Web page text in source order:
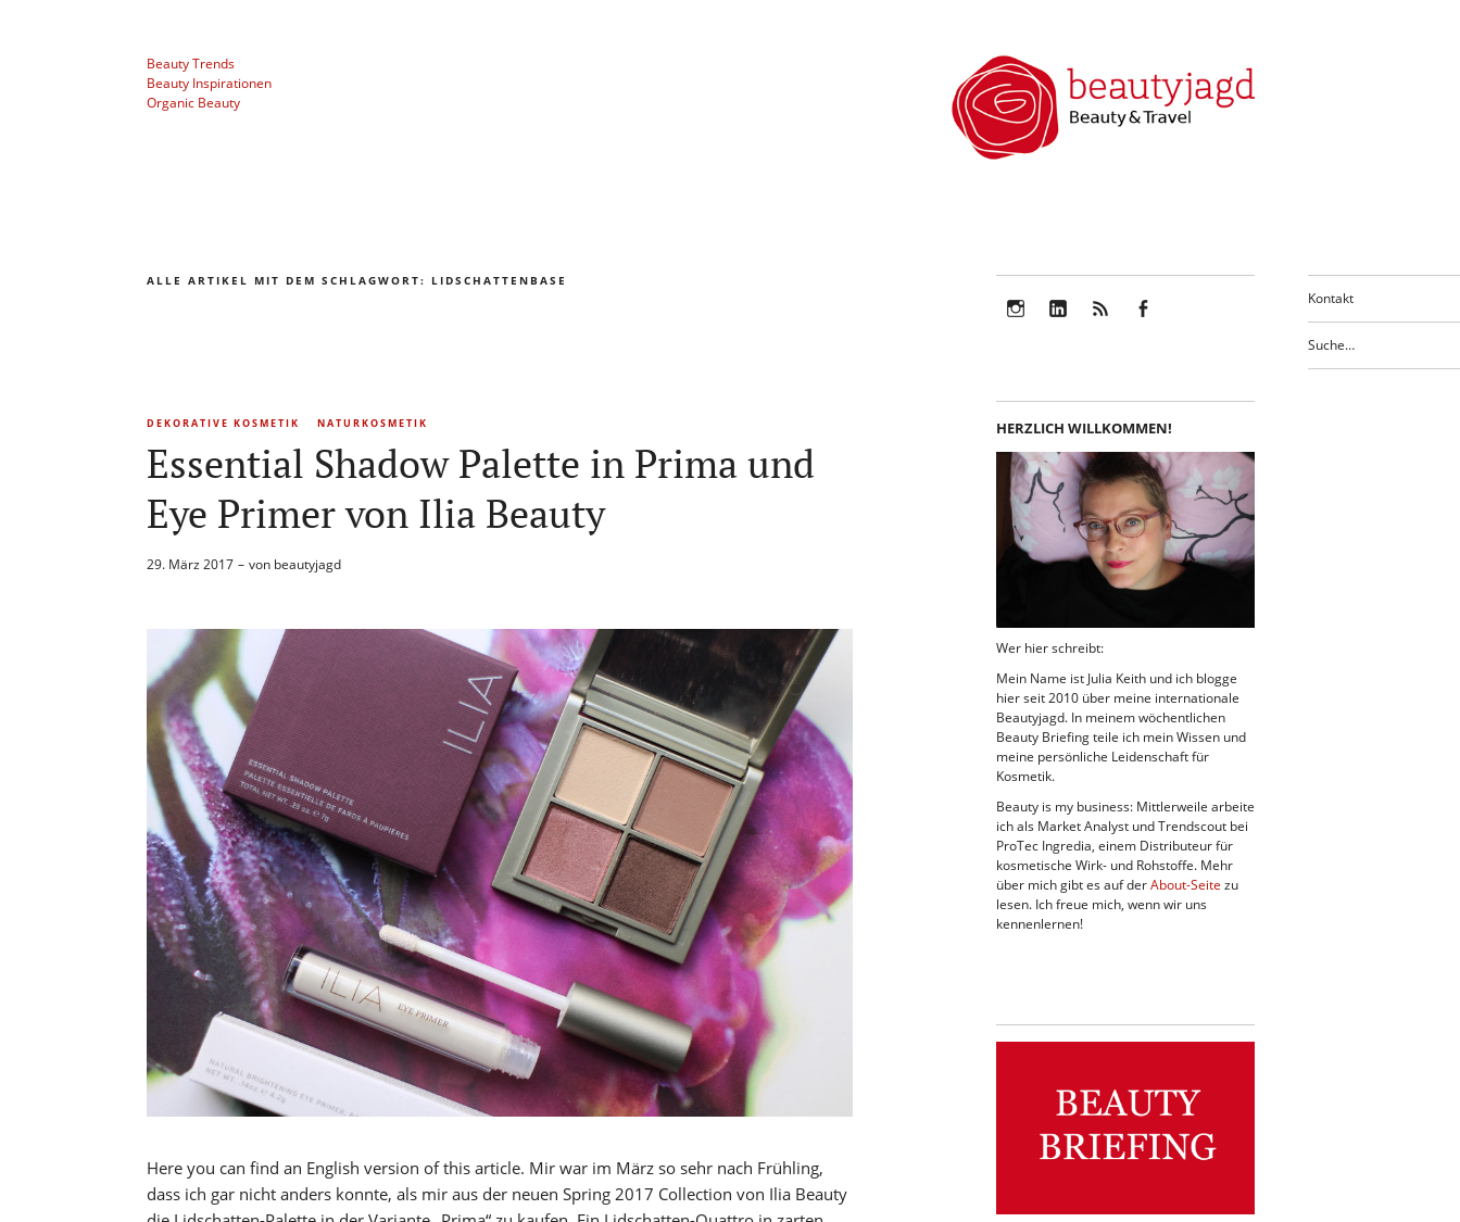
Kontakt
Beauty Trends
Beauty Inspirationen
Organic Beauty
ALLE ARTIKEL MIT DEM SCHLAGWORT: LIDSCHATTENBASE
DEKORATIVE KOSMETIK NATURKOSMETIK
Essential Shadow Palette in Prima und
Eye Primer von Ilia Beauty
29. März 2017 von beautyjagd
Here you can find an English version of this article. Mir war im März so sehr nach Frühling,
dass ich gar nicht anders konnte, als mir aus der neuen Spring 2017 Collection von Ilia Beauty
HERZLICH WILLKOMMEN!
Wer hier schreibt:
Mein Name ist Julia Keith und ich blogge
hier seit 2010 über meine internationale
Beautyjagd. In meinem wöchentlichen
Beauty Briefing teile ich mein Wissen und
meine persönliche Leidenschaft für
Kosmetik.
Beauty is my business: Mittlerweile arbeite
ich als Market Analyst und Trendscout bei
ProTec Ingredia, einem Distributeur für
kosmetische Wirk- und Rohstoffe. Mehr
über mich gibt es auf derAbout-Seite zu
lesen. Ich freue mich, wenn wir uns
kennenlernen!